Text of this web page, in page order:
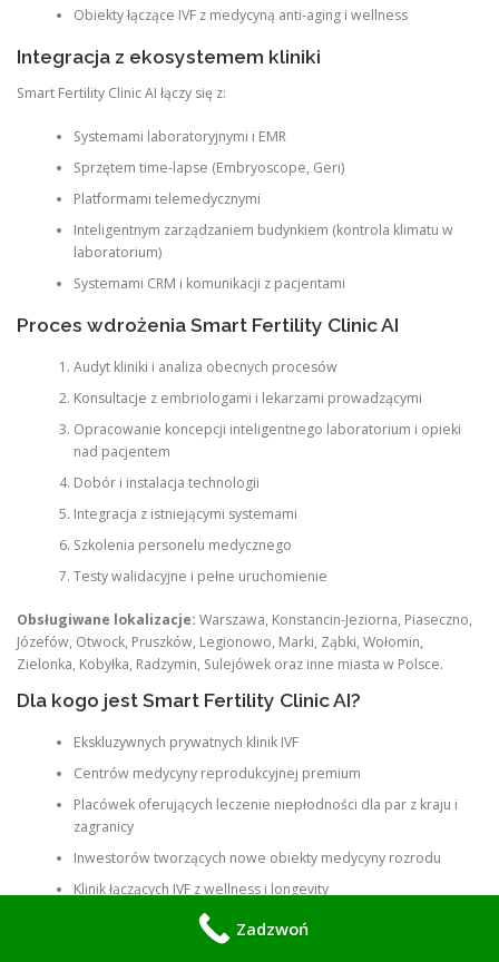
Obiekty łączące IVF z medycyną anti-aging i wellness
Integracja z ekosystemem kliniki
Smart Fertility Clinic AI łączy się z:
Systemami laboratoryjnymi i EMR
Sprzętem time-lapse (Embryoscope, Geri)
Platformami telemedycznymi
Inteligentnym zarządzaniem budynkiem (kontrola klimatu w
laboratorium)
Systemami CRM i komunikacji z pacjentami
Proces wdrożenia Smart Fertility Clinic AI
Audyt kliniki i analiza obecnych procesów
Konsultacje z embriologami i lekarzami prowadzącymi
Opracowanie koncepcji inteligentnego laboratorium i opieki
nad pacjentem
Dobór i instalacja technologii
Integracja z istniejącymi systemami
Szkolenia personelu medycznego
Testy walidacyjne i pełne uruchomienie
Obsługiwane lokalizacje: Warszawa, Konstancin-Jeziorna, Piaseczno,
Józefów, Otwock, Pruszków, Legionowo, Marki, Ząbki, Wołomin,
Zielonka, Kobyłka, Radzymin, Sulejówek oraz inne miasta w Polsce.
Dla kogo jest Smart Fertility Clinic AI?
Ekskluzywnych prywatnych klinik IVF
Centrów medycyny reprodukcyjnej premium
Placówek oferujących leczenie niepłodności dla par z kraju i
zagranicy
Inwestorów tworzących nowe obiekty medycyny rozrodu
Klinik łączących IVF z wellness i longevity
Realne przykłady wdrożeńZadzwoń